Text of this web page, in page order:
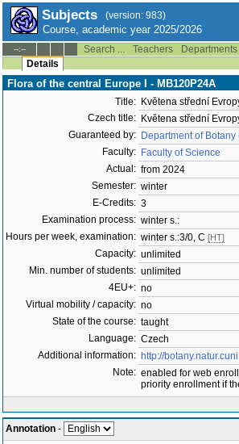
Subjects (version: 983)
Course, academic year 2025/2026
--:-- Search ... Teachers Departments
Details
Flora of the central Europe I - MB120P24A
Title: Květena střední Evropy
Czech title: Květena střední Evropy
Guaranteed by: Department of
Faculty: Faculty of Science
Actual: from 2024
Semester: winter
E-Credits: 3
Examination process: winter s.:
Hours per week, examination: winter s.:3/0, C [HT]
Capacity: unlimited
Min. number of students: unlimited
4EU+: no
Virtual mobility / capacity: no
State of the course: taught
Language: Czech
Additional information: http://
Note: enabled for web
priority enrollment if
Annotation -